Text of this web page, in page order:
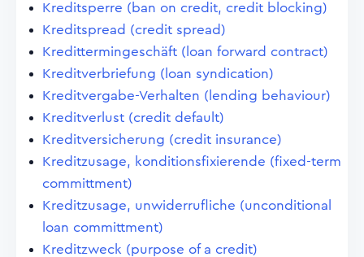
Kreditsperre (ban on credit, credit blocking)
Kreditspread (credit spread)
Kredittermingeschäft (loan forward contract)
Kreditverbriefung (loan syndication)
Kreditvergabe-Verhalten (lending behaviour)
Kreditverlust (credit default)
Kreditversicherung (credit insurance)
Kreditzusage, konditionsfixierende (fixed-term
committment)
Kreditzusage, unwiderrufliche (unconditional
loan committment)
Kreditzweck (purpose of a credit)